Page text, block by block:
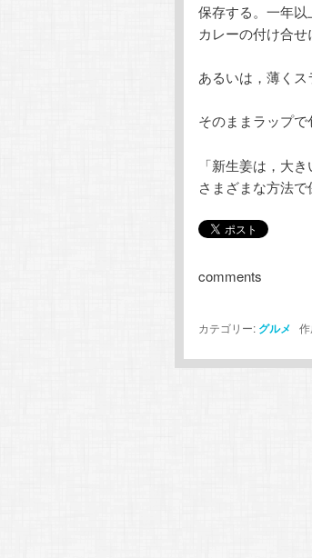
保存する。一年以
カレーの付け合
あるいは，薄くス
そのままラップ
「新生姜は，大
さまざまな方法で
comments
カテゴリー: グルメ